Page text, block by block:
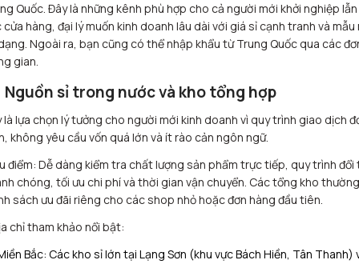
Quốc. Đây là những kênh phù hợp cho cả người mới khởi nghiệp lẫn
cửa hàng, đại lý muốn kinh doanh lâu dài với giá sỉ cạnh tranh và mẫu
Ngoài ra, bạn cũng có thể nhập khẩu từ Trung Quốc qua các
gian.
Nguồn sỉ trong nước và kho tổng hợp
là lựa chọn lý tưởng cho người mới kinh doanh vì quy trình giao dịch
không yêu cầu vốn quá lớn và ít rào cản ngôn ngữ.
điểm: Dễ dàng kiểm tra chất lượng sản phẩm trực tiếp, quy trình đổi
chóng, tối ưu chi phí và thời gian vận chuyển. Các tổng kho
sách ưu đãi riêng cho các shop nhỏ hoặc đơn hàng đầu tiên.
chỉ tham khảo nổi bật:
Bắc: Các kho sỉ lớn tại Lạng Sơn (khu vực Bách Hiền, Tân Thanh)